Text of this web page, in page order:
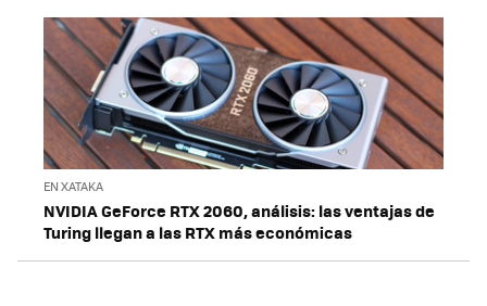
EN XATAKA
NVIDIA GeForce RTX 2060, análisis: las ventajas de
Turing llegan a las RTX más económicas